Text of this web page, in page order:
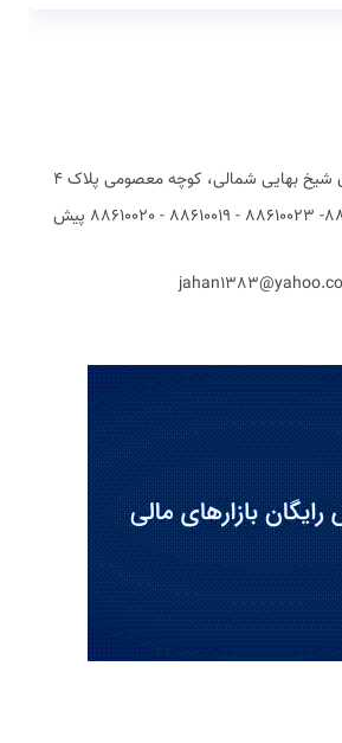
شیخ بهایی شمالی، کوچه معصومی پلاک 4
تلفن تماس: 88610021- 88610023 - 88610019 - 88610020 پیش